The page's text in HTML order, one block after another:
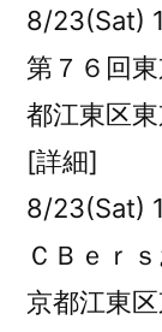
8/23(Sat)
第７６回
都江東区
[詳細]
8/23(Sat)
ＣＢｅｒ
京都江東